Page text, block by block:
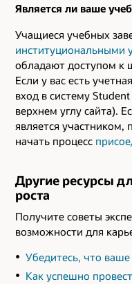
Является ли ваше
Учащиеся учебных
институциональными
обладают доступом к
Если у вас есть
вход в систему
верхнем углу сайта).
является участником,
начать процесс
Другие ресурсы
роста
Получите советы
возможности для
Убедитесь, что
Как успешно